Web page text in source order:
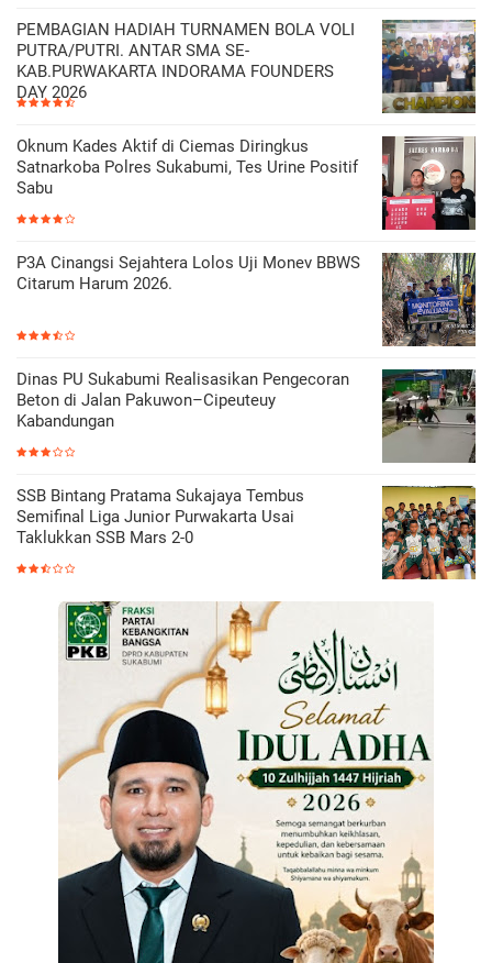
PEMBAGIAN HADIAH TURNAMEN BOLA VOLI
PUTRA/PUTRI. ANTAR SMA SE-
KAB.PURWAKARTA INDORAMA FOUNDERS
DAY 2026
Oknum Kades Aktif di Ciemas Diringkus
Satnarkoba Polres Sukabumi, Tes Urine Positif
Sabu
P3A Cinangsi Sejahtera Lolos Uji Monev BBWS
Citarum Harum 2026.
Dinas PU Sukabumi Realisasikan Pengecoran
Beton di Jalan Pakuwon–Cipeuteuy
Kabandungan
SSB Bintang Pratama Sukajaya Tembus
Semifinal Liga Junior Purwakarta Usai
Taklukkan SSB Mars 2-0